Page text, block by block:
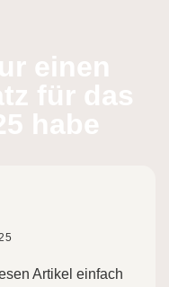
einen
für das
habe
Artikel einfach